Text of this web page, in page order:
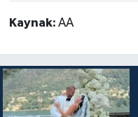
Kaynak: AA